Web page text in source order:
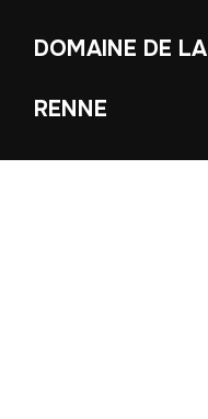
DOMAINE DE LA
RENNE